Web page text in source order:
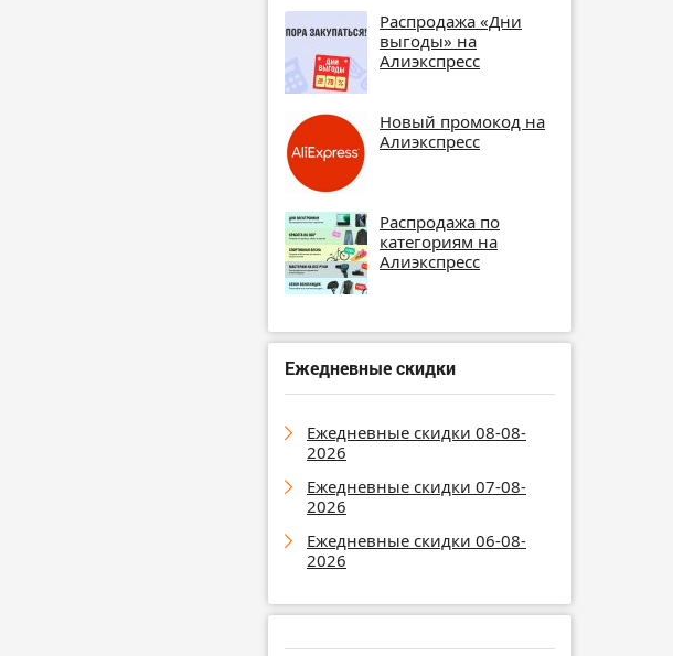
Распродажа «Дни
выгоды» на
Алиэкспресс
Новый промокод на
Алиэкспресс
Распродажа по
категориям на
Алиэкспресс
Ежедневные скидки
Ежедневные скидки 08-08-
2026
Ежедневные скидки 07-08-
2026
Ежедневные скидки 06-08-
2026